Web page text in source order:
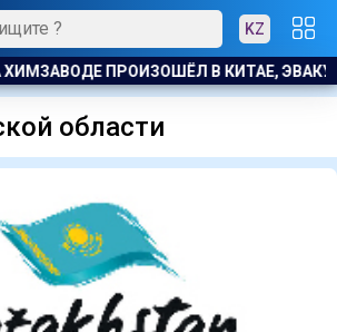
KZ
КОСТАНАЕЦ ОРГАНИЗОВАЛ
области